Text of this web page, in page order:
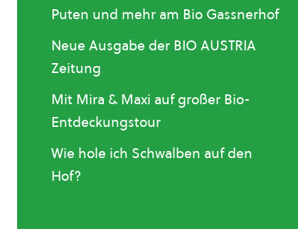
Puten und mehr am Bio Gassnerhof
Neue Ausgabe der BIO AUSTRIA
Zeitung
Mit Mira & Maxi auf großer Bio-
Entdeckungstour
Wie hole ich Schwalben auf den
Hof?